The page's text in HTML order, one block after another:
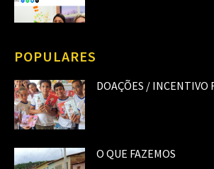
POPULARES
DOAÇÕES / INCENTIVO
O QUE FAZEMOS